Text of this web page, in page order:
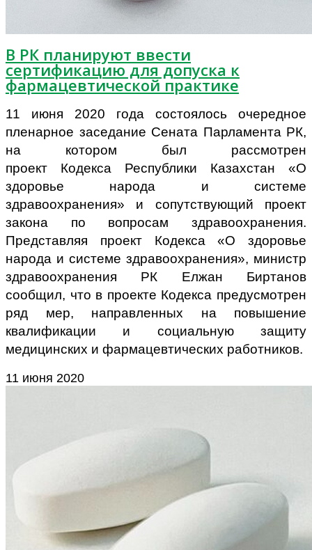
В РК планируют ввести
сертификацию для допуска к
фармацевтической практике
11 июня 2020 года состоялось очередное
пленарное заседание Сената Парламента РК,
на котором был рассмотрен
проект Кодекса Республики Казахстан «О
здоровье народа и системе
здравоохранения» и сопутствующий проект
закона по вопросамздравоохранения.
Представляя проект Кодекса «О здоровье
народа и системе здравоохранения», министр
здравоохранения РК Елжан Биртанов
сообщил, что в проекте Кодекса предусмотрен
ряд мер, направленных на повышение
квалификации и социальную защиту
медицинских и фармацевтических работников.
11 июня 2020